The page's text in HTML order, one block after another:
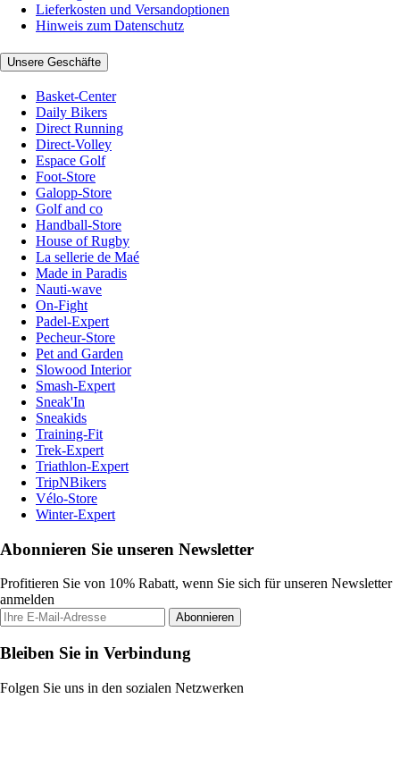
Lieferkosten und Versandoptionen
Hinweis zum Datenschutz
Unsere Geschäfte
Basket-Center
Daily Bikers
Direct Running
Direct-Volley
Espace Golf
Foot-Store
Galopp-Store
Golf and co
Handball-Store
House of Rugby
La sellerie de Maé
Made in Paradis
Nauti-wave
On-Fight
Padel-Expert
Pecheur-Store
Pet and Garden
Slowood Interior
Smash-Expert
Sneak'In
Sneakids
Training-Fit
Trek-Expert
Triathlon-Expert
TripNBikers
Vélo-Store
Winter-Expert
Abonnieren Sie unseren Newsletter
Profitieren Sie von 10% Rabatt, wenn Sie sich für unseren Newsletter
anmelden
Abonnieren
Bleiben Sie in Verbindung
Folgen Sie uns in den sozialen Netzwerken